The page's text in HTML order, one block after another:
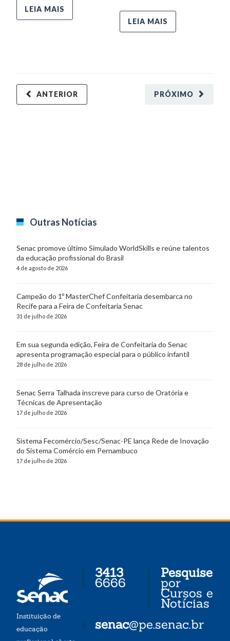
LEIA MAIS
LEIA MAIS
PRÓXIMO
ANTERIOR
Outras Notícias
Senac promove último Simulado WorldSkills e reúne talentos
da educação profissional do Brasil
4 de agosto de 2026
Campeão do 1º MasterChef Confeitaria desembarca no
Recife para a Feira de Confeitaria Senac
31 de julho de 2026
Em sua segunda edição, Feira de Confeitaria do Senac
apresenta programação especial para o público infantil
28 de julho de 2026
Senac Serra Talhada inscreve para curso de Oratória e
Técnicas de Apresentação
17 de julho de 2026
Sistema Fecomércio/Sesc/Senac-PE lança Rede de Inovação
do Sistema Comércio em Pernambuco
17 de julho de 2026
Instituição de
educação
3413
6666
senac@pe.senac.br
Pesquise
por
Cursos e
Notícias